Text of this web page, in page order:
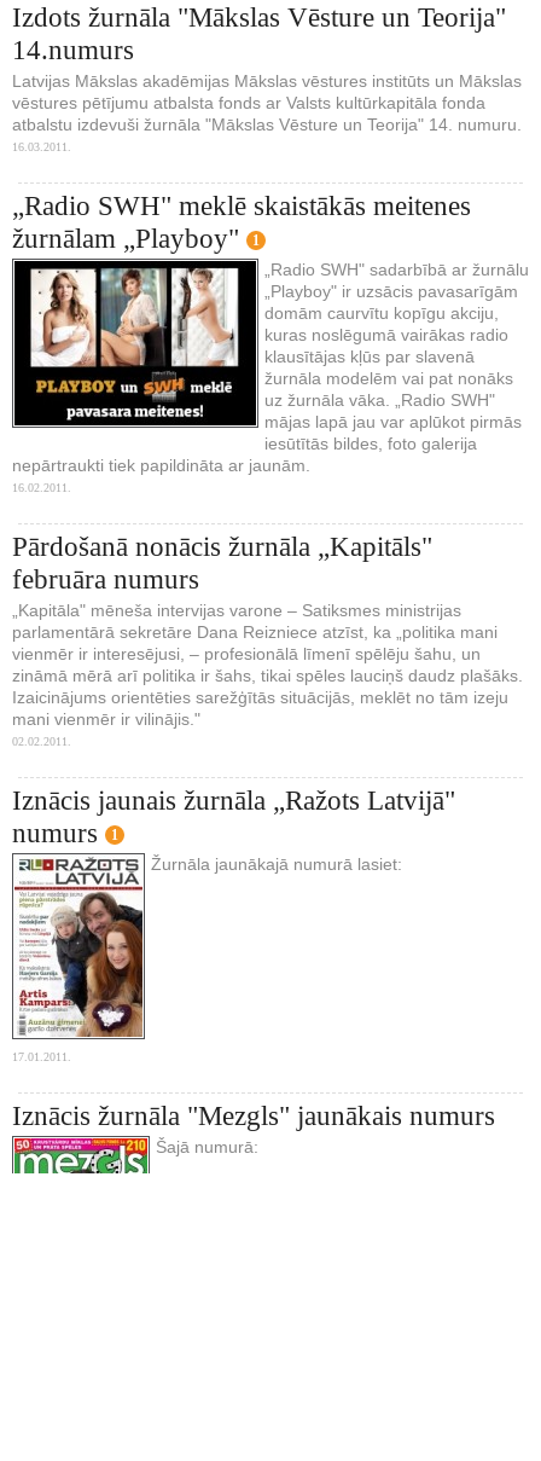
Izdots žurnāla "Mākslas Vēsture un Teorija"
14.numurs
Latvijas Mākslas akadēmijas Mākslas vēstures institūts un Mākslas
vēstures pētījumu atbalsta fonds ar Valsts kultūrkapitāla fonda
atbalstu izdevuši žurnāla "Mākslas Vēsture un Teorija" 14. numuru.
16.03.2011.
„Radio SWH" meklē skaistākās meitenes
žurnālam „Playboy"
1
„Radio SWH" sadarbībā ar žurnālu
„Playboy" ir uzsācis pavasarīgām
domām caurvītu kopīgu akciju,
kuras noslēgumā vairākas radio
klausītājas kļūs par slavenā
žurnāla modelēm vai pat nonāks
uz žurnāla vāka. „Radio SWH"
mājas lapā jau var aplūkot pirmās
iesūtītās bildes, foto galerija
nepārtraukti tiek papildināta ar jaunām.
16.02.2011.
Pārdošanā nonācis žurnāla „Kapitāls"
februāra numurs
„Kapitāla" mēneša intervijas varone – Satiksmes ministrijas
parlamentārā sekretāre Dana Reizniece atzīst, ka „politika mani
vienmēr ir interesējusi, – profesionālā līmenī spēlēju šahu, un
zināmā mērā arī politika ir šahs, tikai spēles lauciņš daudz plašāks.
Izaicinājums orientēties sarežģītās situācijās, meklēt no tām izeju
mani vienmēr ir vilinājis."
02.02.2011.
Iznācis jaunais žurnāla „Ražots Latvijā"
numurs
1
Žurnāla jaunākajā numurā lasiet:
17.01.2011.
Iznācis žurnāla "Mezgls" jaunākais numurs
Šajā numurā: